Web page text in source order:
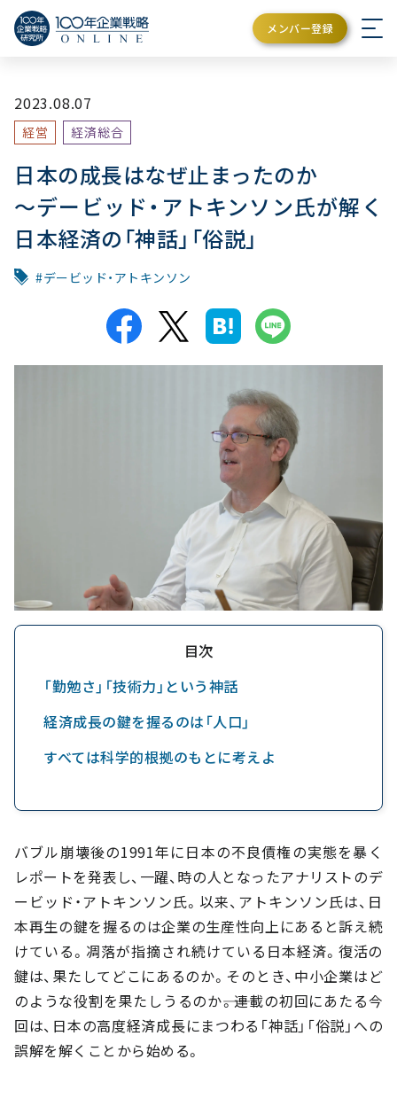
メンバー登録
2023.08.07
経営 経済総合
日本の成長はなぜ止まったのか
～デービッド・アトキンソン氏が解く
日本経済の「神話」「俗説」
デービッド・アトキンソン
目次
「勤勉さ」「技術力」という神話
経済成長の鍵を握るのは「人口」
すべては科学的根拠のもとに考えよ
バブル崩壊後の1991年に日本の不良債権の実態を暴く
レポートを発表し、一躍、時の人となったアナリストのデ
ービッド・アトキンソン氏。以来、アトキンソン氏は、日
本再生の鍵を握るのは企業の生産性向上にあると訴え続
けている。凋落が指摘され続けている日本経済。復活の
鍵は、果たしてどこにあるのか。そのとき、中小企業はど
のような役割を果たしうるのか――。連載の初回にあたる今
回は、日本の高度経済成長にまつわる「神話」「俗説」への
誤解を解くことから始める。